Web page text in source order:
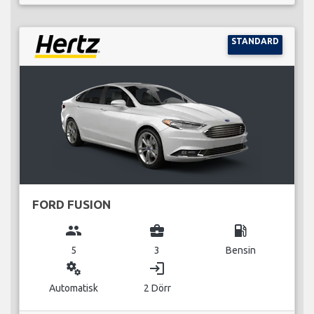
STANDARD
FORD FUSION
group
5
business_center
3
local_gas_station
Bensin
miscellaneous_services
Automatisk
login
2 Dörr